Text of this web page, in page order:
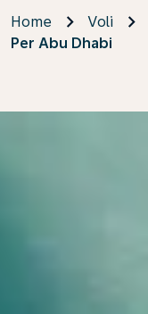
Home Voli
Per Abu Dhabi